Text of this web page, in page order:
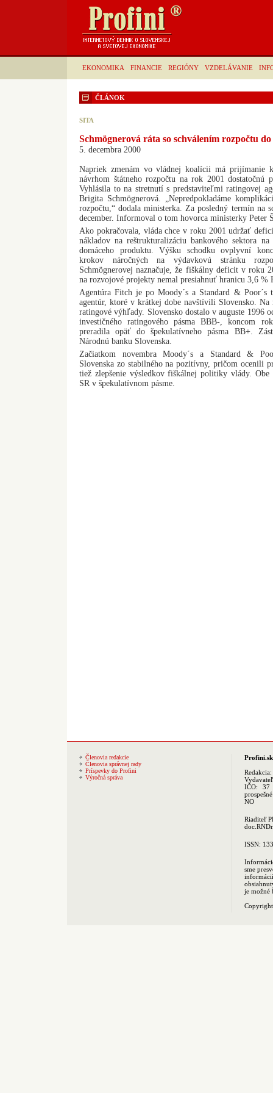
EKONOMIKA FINANCIE REGIÓNY VZDELÁVANIE
ČLÁNOK
SITA
Schmögnerová ráta so schválením rozpočtu
5. decembra 2000
Napriek zmenám vo vládnej koalícii má prijímanie
návrhom štátneho rozpočtu na rok 2001 dostatočnú
Vyhlásila to na stretnutí s predstaviteľmi ratingovej
Brigita Schmögnerová. „Nepredpokladáme
rozpočtu,“ dodala ministerka. Za posledný termín na
december. Informoval o tom hovorca ministerky Peter
Ako pokračovala, vláda chce v roku 2001 udržať
nákladov na reštrukturalizáciu bankového sektora
domáceho produktu. Výšku schodku ovplyvní
krokov náročných na výdavkovú stránku
Schmögnerovej naznačuje, že fiškálny deficit v roku
na rozvojové projekty nemal presiahnuť hranicu 3,6 %
Agentúra Fitch je po Moody´s a Standard & Poor´s
agentúr, ktoré v krátkej dobe navštívili Slovensko.
ratingové výhľady. Slovensko dostalo v auguste 1996
investičného ratingového pásma BBB-, koncom
preradila opäť do špekulatívneho pásma BB+.
Národnú banku Slovenska.
Začiatkom novembra Moody´s a Standard &
Slovenska zo stabilného na pozitívny, pričom ocenili
tiež zlepšenie výsledkov fiškálnej politiky vlády. Obe
SR v špekulatívnom pásme.
Členovia redakcie
Členovia správnej rady
Príspevky do Profini
Výročná správa
Profini.sk
Redakcia:
IČO: 37
NO
Riaditeľ
ISSN:
sme
je možné